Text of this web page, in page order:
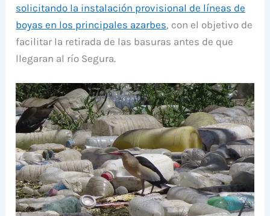
solicitando la instalación provisional de líneas de
boyas en los principales azarbes, con el objetivo de
facilitar la retirada de las basuras antes de que
llegaran al río Segura.